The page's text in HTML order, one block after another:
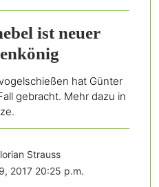
ist neuer
hat Günter
gebracht. Mehr dazu in
Strauss
2017 20:25 p.m.